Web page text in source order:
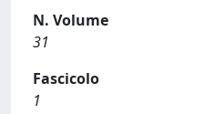
N. Volume
31
Fascicolo
1